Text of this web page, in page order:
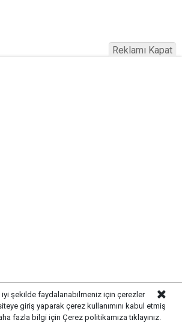
şekilde faydalanabilmeniz için çerezler
giriş yaparak çerez kullanımını kabul etmiş
fazla bilgi için Çerez politikamıza tıklayınız.
Reklamı Kapat